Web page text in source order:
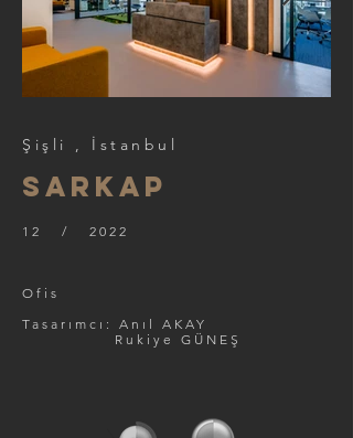
Şişli , İstanbul
sarkap
12 / 2022
Ofis
Tasarımcı: Anıl AKAY
Rukiye GÜNEŞ